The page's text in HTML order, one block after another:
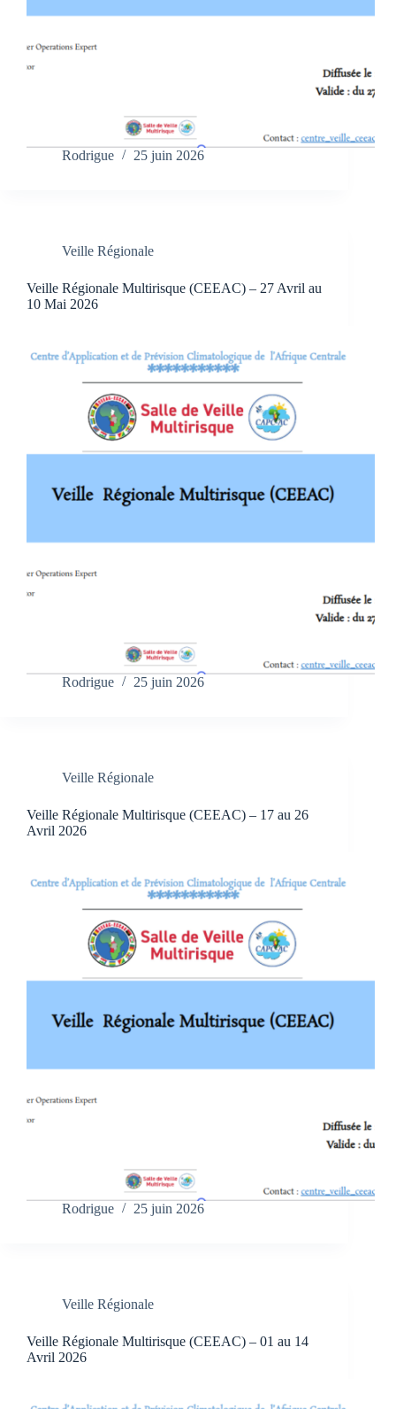
Rodrigue 25 juin 2026
Veille Régionale
Veille Régionale Multirisque (CEEAC) – 27 Avril au
10 Mai 2026
Rodrigue 25 juin 2026
Veille Régionale
Veille Régionale Multirisque (CEEAC) – 17 au 26
Avril 2026
Rodrigue 25 juin 2026
Veille Régionale
Veille Régionale Multirisque (CEEAC) – 01 au 14
Avril 2026